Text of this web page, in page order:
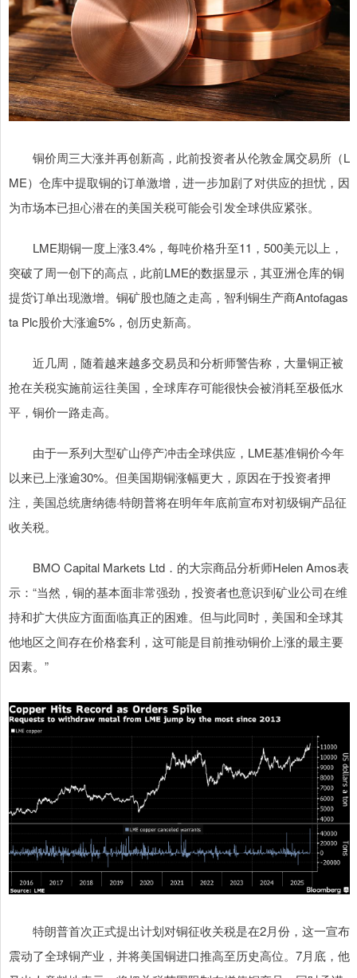
铜价周三大涨并再创新高，此前投资者从伦敦金属交易所（L
ME）仓库中提取铜的订单激增，进一步加剧了对供应的担忧，因
为市场本已担心潜在的美国关税可能会引发全球供应紧张。
LME期铜一度上涨3.4%，每吨价格升至11，500美元以上，
突破了周一创下的高点，此前LME的数据显示，其亚洲仓库的铜
提货订单出现激增。铜矿股也随之走高，智利铜生产商Antofagas
ta Plc股价大涨逾5%，创历史新高。
近几周，随着越来越多交易员和分析师警告称，大量铜正被
抢在关税实施前运往美国，全球库存可能很快会被消耗至极低水
平，铜价一路走高。
由于一系列大型矿山停产冲击全球供应，LME基准铜价今年
以来已上涨逾30%。但美国期铜涨幅更大，原因在于投资者押
注，美国总统唐纳德·特朗普将在明年年底前宣布对初级铜产品征
收关税。
BMO Capital Markets Ltd．的大宗商品分析师Helen Amos表
示：“当然，铜的基本面非常强劲，投资者也意识到矿业公司在维
持和扩大供应方面面临真正的困难。但与此同时，美国和全球其
他地区之间存在价格套利，这可能是目前推动铜价上涨的最主要
因素。”
特朗普首次正式提出计划对铜征收关税是在2月份，这一宣布
震动了全球铜产业，并将美国铜进口推高至历史高位。7月底，他